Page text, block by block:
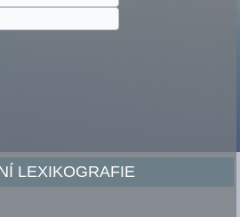
LEXIKOGRAFIE